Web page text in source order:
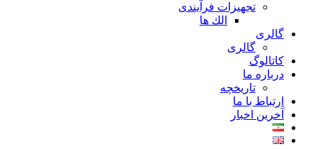
تجهیزات فرآیندی
الك ها
گالری
گالری
کاتالوگ
درباره ما
تاريخچه
ارتباط با ما
آخرین اخبار